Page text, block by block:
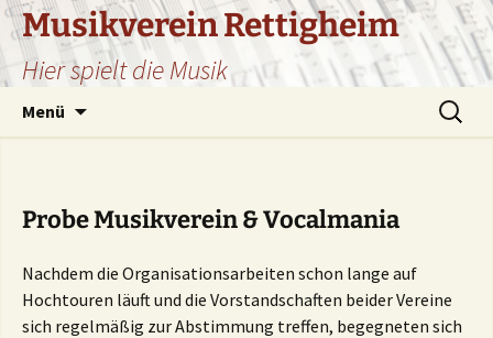
Zum
Inhalt
springen
Musikverein Rettigheim
Hier spielt die Musik
Menü
Suchen
nach:
Probe Musikverein & Vocalmania
Nachdem die Organisationsarbeiten schon lange auf
Hochtouren läuft und die Vorstandschaften beider Vereine
sich regelmäßig zur Abstimmung treffen, begegneten sich